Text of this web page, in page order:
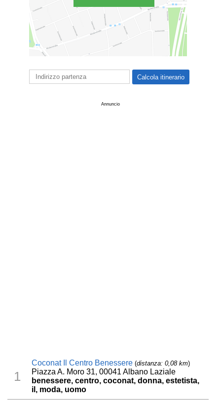
Annuncio
1
Coconat Il Centro Benessere (distanza: 0,08 km)
Piazza A. Moro 31, 00041 Albano Laziale
benessere, centro, coconat, donna, estetista,
il, moda, uomo